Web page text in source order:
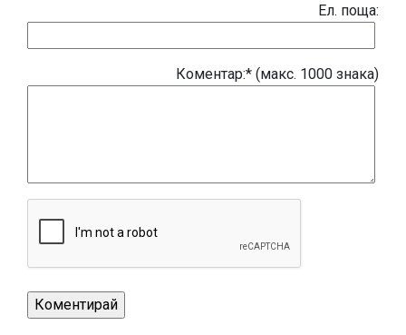
Eл. поща:
Коментар:* (макс. 1000 знака)